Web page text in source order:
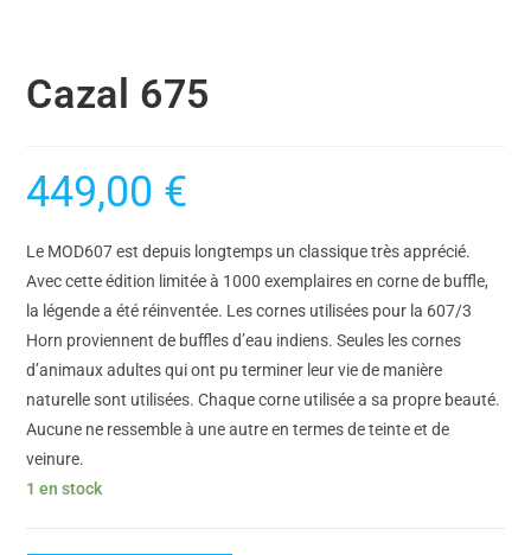
Cazal 675
449,00 €
Le MOD607 est depuis longtemps un classique très apprécié.
Avec cette édition limitée à 1000 exemplaires en corne de buffle,
la légende a été réinventée. Les cornes utilisées pour la 607/3
Horn proviennent de buffles d’eau indiens. Seules les cornes
d’animaux adultes qui ont pu terminer leur vie de manière
naturelle sont utilisées. Chaque corne utilisée a sa propre beauté.
Aucune ne ressemble à une autre en termes de teinte et de
veinure.
1 en stock